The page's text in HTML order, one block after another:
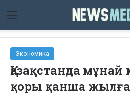
Мәзір
Экономика
Қазақстанда
қоры қанша жылға